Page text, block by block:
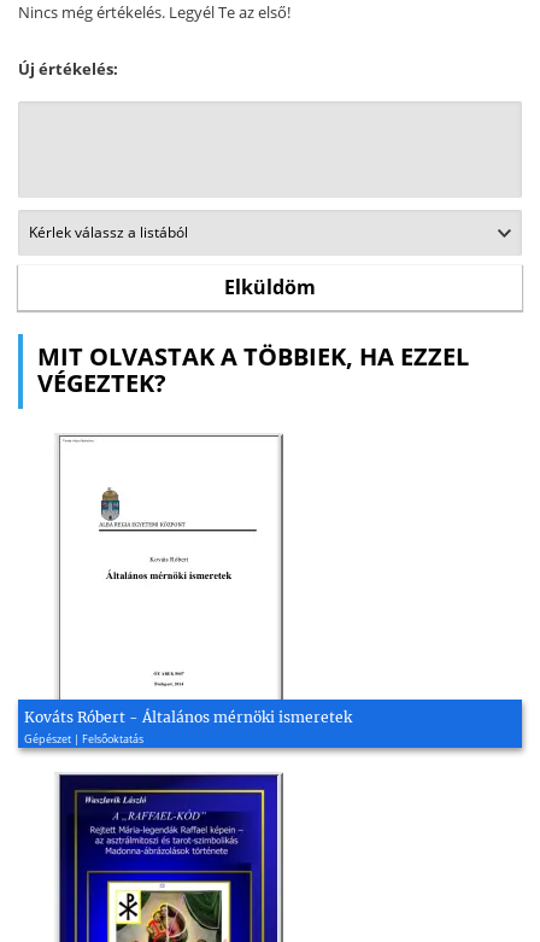
Nincs még értékelés. Legyél Te az első!
Új értékelés:
MIT OLVASTAK A TÖBBIEK, HA EZZEL
VÉGEZTEK?
Kováts Róbert - Általános mérnöki ismeretek
Gépészet | Felsőoktatás